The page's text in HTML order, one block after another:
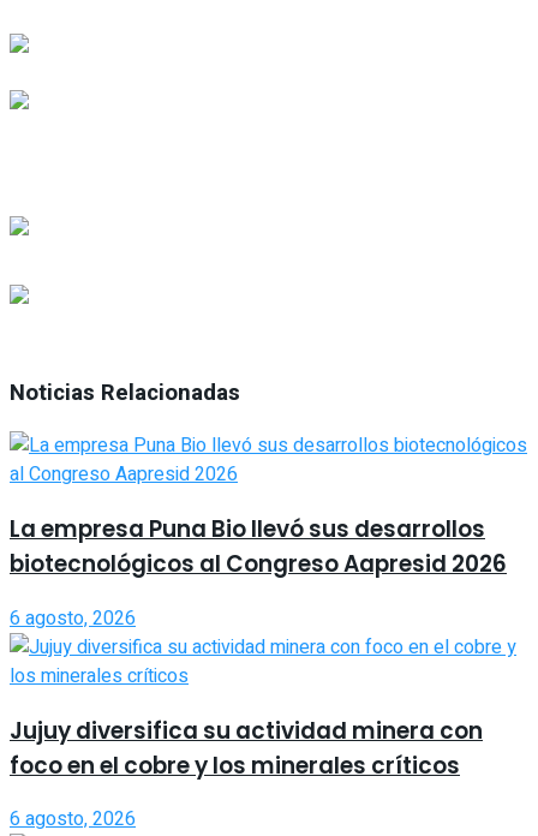
Noticias Relacionadas
La empresa Puna Bio llevó sus desarrollos
biotecnológicos al Congreso Aapresid 2026
6 agosto, 2026
Jujuy diversifica su actividad minera con
foco en el cobre y los minerales críticos
6 agosto, 2026